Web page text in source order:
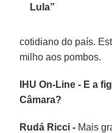
Lula”
cotidiano do país.
milho aos pombos.
IHU On-Line - E a
Câmara?
Rudá Ricci - Mais